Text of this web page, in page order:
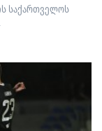
საქართველოს